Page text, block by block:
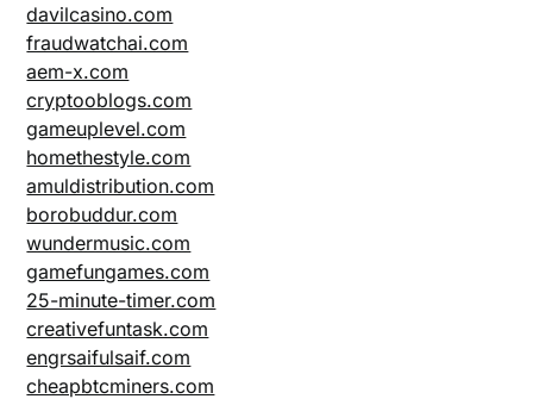
davilcasino.com
fraudwatchai.com
aem-x.com
cryptooblogs.com
gameuplevel.com
homethestyle.com
amuldistribution.com
borobuddur.com
wundermusic.com
gamefungames.com
25-minute-timer.com
creativefuntask.com
engrsaifulsaif.com
cheapbtcminers.com